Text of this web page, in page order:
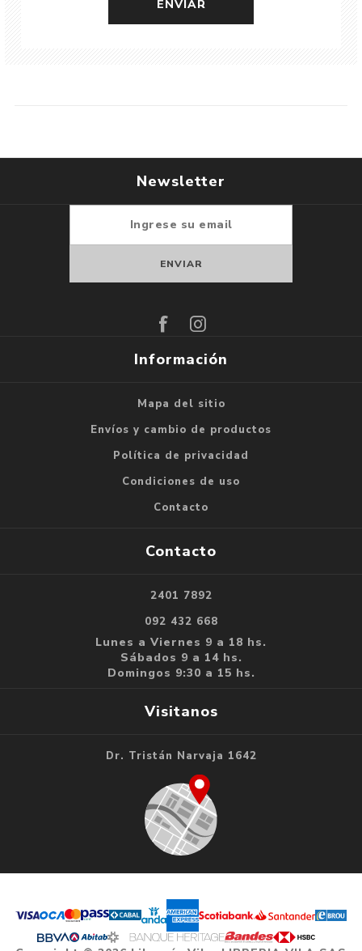
Newsletter
Información
Mapa del sitio
Envíos y cambio de productos
Política de privacidad
Condiciones de uso
Contacto
Contacto
2401 7892
092 432 668
Lunes a Viernes 9 a 18 hs.
Sábados 9 a 14 hs.
Domingos 9:30 a 15 hs.
Visitanos
Dr. Tristán Narvaja 1642